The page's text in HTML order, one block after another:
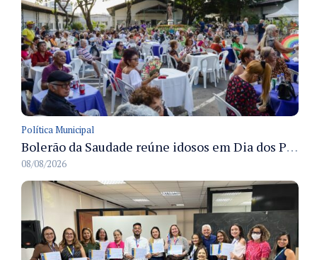
Política Municipal
Bolerão da Saudade reúne idosos em Dia dos Pais promovido pela Fundação Dr. Thomas em Manaus
08/08/2026